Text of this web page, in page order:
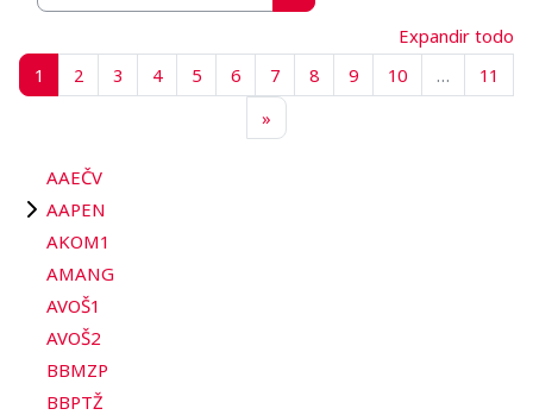
Buscar cursos
Expandir todo
1 Página 1
2 Página 2
3 Página 3
4Página 4
5Página 5
6Página 6
7Página 7
8Página 8
9Página 9
10Página 10
… 11
»Siguiente página
AAEČV
AAPEN
AKOM1
AMANG
AVOŠ1
AVOŠ2
BBMZP
BBPTŽ